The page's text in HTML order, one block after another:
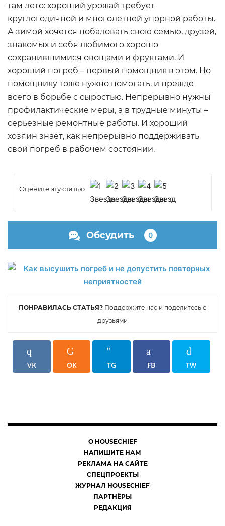
там лето: хороший урожай требует
круглогодичной и многолетней упорной работы.
А зимой хочется побаловать свою семью, друзей,
знакомых и себя любимого хорошо
сохранившимися овощами и фруктами. И
хороший погреб – первый помощник в этом. Но
помощнику тоже нужно помогать, и прежде
всего в борьбе с сыростью. Непрерывно нужны
профилактические меры, а в трудные минуты –
серьёзные ремонтные работы. И хороший
хозяин знает, как непрерывно поддерживать
свой погреб в рабочем состоянии.
Оцените эту статью
Обсудить 0
ПОНРАВИЛАСЬ СТАТЬЯ? Поддержите нас и поделитесь с
друзьями
VK OK TG FB TW
О HOUSECHIEF
НАПИШИТЕ НАМ
РЕКЛАМА НА САЙТЕ
СПЕЦПРОЕКТЫ
ЖУРНАЛ HOUSECHIEF
ПАРТНЁРЫ
РЕДАКЦИЯ